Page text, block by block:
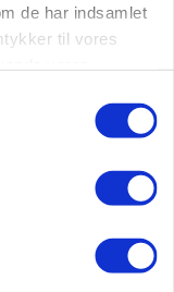
de har indsamlet
til vores